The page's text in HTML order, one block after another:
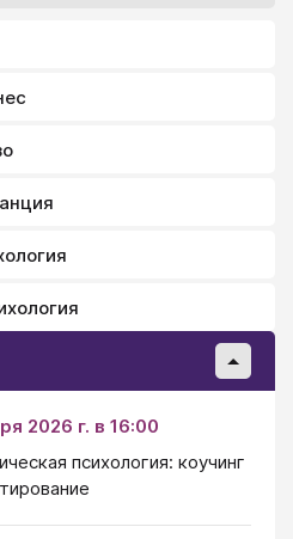
2026 г. в 16:00
психология: коучинг